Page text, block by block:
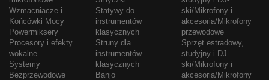
Wzmacniacze i
Końcówki Mocy
Powermiksery
Procesory i efekty
wokalne
Systemy
Bezprzewodowe
Statywy do
instrumentów
klasycznych
Struny dla
instrumentów
klasycznych
Banjo
ski/Mikrofony i
akcesoria/Mikrofony
przewodowe
Sprzęt estradowy,
studyjny i DJ-
ski/Mikrofony i
akcesoria/Mikrofony